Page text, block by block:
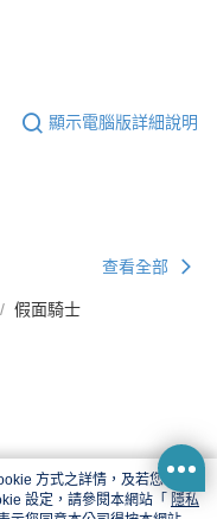
顯示電腦版詳細說明
查看全部
假面騎士
方式之詳情，及若您不希
設定，請參閱本網站「 隱私